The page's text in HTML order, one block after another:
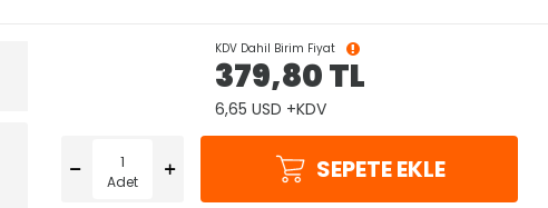
KDV Dahil Birim Fiyat
379,80TL
6,65 USD +KDV
Adet SEPETE EKLE